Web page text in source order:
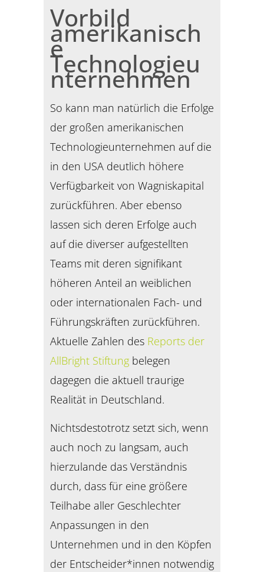
Vorbild
amerikanisch
e
Technologieu
nternehmen
So kann man natürlich die Erfolge
der großen amerikanischen
Technologieunternehmen auf die
in den USA deutlich höhere
Verfügbarkeit von Wagniskapital
zurückführen. Aber ebenso
lassen sich deren Erfolge auch
auf die diverser aufgestellten
Teams mit deren signifikant
höheren Anteil an weiblichen
oder internationalen Fach- und
Führungskräften zurückführen.
Aktuelle Zahlen des Reports der
AllBright Stiftung belegen
dagegen die aktuell traurige
Realität in Deutschland.
Nichtsdestotrotz setzt sich, wenn
auch noch zu langsam, auch
hierzulande das Verständnis
durch, dass für eine größere
Teilhabe aller Geschlechter
Anpassungen in den
Unternehmen und in den Köpfen
der Entscheider*innen notwendig